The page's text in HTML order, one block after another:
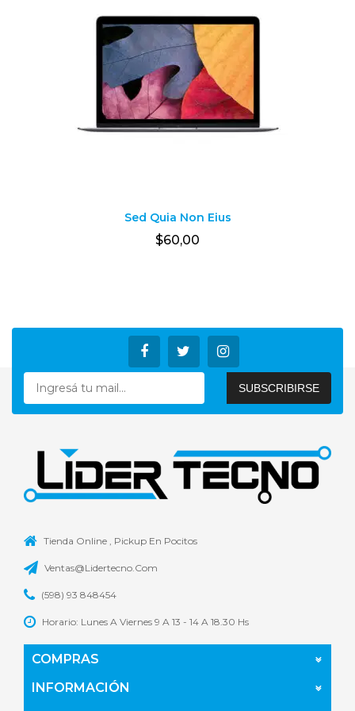
Sed Quia Non Eius
$60,00
Tienda Online , Pickup En Pocitos
Ventas@lidertecno.Com
(598) 93 848454
Horario: Lunes A Viernes 9 A 13 - 14 A 18.30 Hs
COMPRAS
INFORMACIÓN